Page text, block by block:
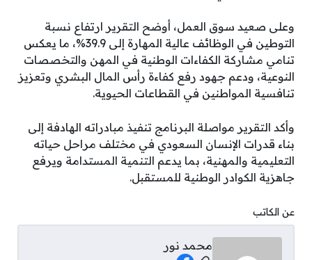
وعلى صعيد سوق العمل، أوضح التقرير ارتفاع نسبة
التوطين في الوظائف عالية المهارة إلى 39.9%، ما يعكس
تنامي مشاركة الكفاءات الوطنية في المهن والتخصصات
النوعية، ودعم جهود رفع كفاءة رأس المال البشري وتعزيز
تنافسية المواطنين في القطاعات الحيوية.
وأكد التقرير مواصلة البرنامج تنفيذ مبادراته الهادفة إلى
بناء قدرات الإنسان السعودي في مختلف مراحل حياته
التعليمية والمهنية، بما يدعم التنمية المستدامة ويرفع
جاهزية الكوادر الوطنية للمستقبل.
عن الكاتب
محمد نور